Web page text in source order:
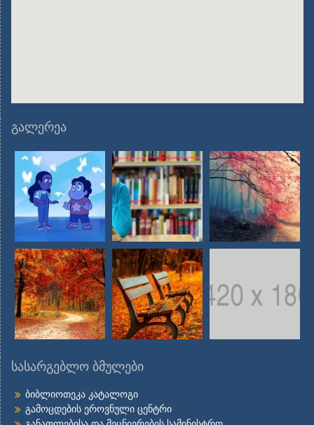
გალერეა
სასარგებლო ბმულები
ბიბლიოთეკა კატალოგი
გამოცდების ეროვნული ცენტრი